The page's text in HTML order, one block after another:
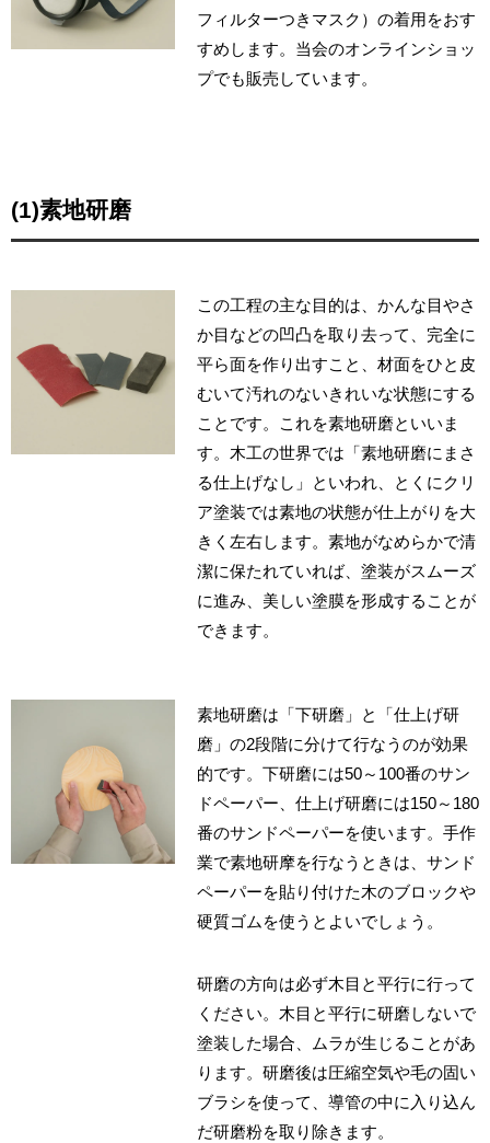
フィルターつきマスク）の着用をおす
すめします。当会のオンラインショッ
プでも販売しています。
(1)素地研磨
この工程の主な目的は、かんな目やさ
か目などの凹凸を取り去って、完全に
平ら面を作り出すこと、材面をひと皮
むいて汚れのないきれいな状態にする
ことです。これを素地研磨といいま
す。木工の世界では「素地研磨にまさ
る仕上げなし」といわれ、とくにクリ
ア塗装では素地の状態が仕上がりを大
きく左右します。素地がなめらかで清
潔に保たれていれば、塗装がスムーズ
に進み、美しい塗膜を形成することが
できます。
素地研磨は「下研磨」と「仕上げ研
磨」の2段階に分けて行なうのが効果
的です。下研磨には50～100番のサン
ドペーパー、仕上げ研磨には150～180
番のサンドペーパーを使います。手作
業で素地研摩を行なうときは、サンド
ペーパーを貼り付けた木のブロックや
硬質ゴムを使うとよいでしょう。
研磨の方向は必ず木目と平行に行って
ください。木目と平行に研磨しないで
塗装した場合、ムラが生じることがあ
ります。研磨後は圧縮空気や毛の固い
ブラシを使って、導管の中に入り込ん
だ研磨粉を取り除きます。